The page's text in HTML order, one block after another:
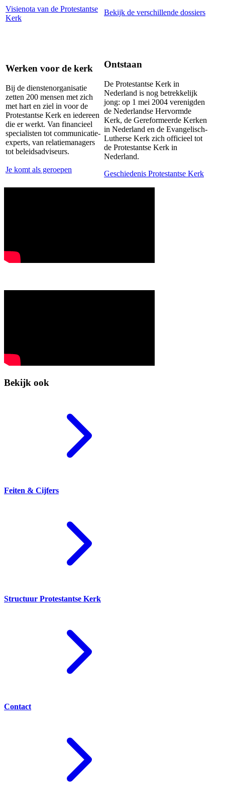
Visienota van de Protestantse
Kerk
Bekijk de verschillende dossiers
Werken voor de kerk
Bij de dienstenorganisatie
zetten 200 mensen met zich
met hart en ziel in voor de
Protestantse Kerk en iedereen
die er werkt. Van financieel
specialisten tot communicatie-
experts, van relatiemanagers
tot beleidsadviseurs.
Je komt als geroepen
Ontstaan
De Protestantse Kerk in
Nederland is nog betrekkelijk
jong: op 1 mei 2004 verenigden
de Nederlandse Hervormde
Kerk, de Gereformeerde Kerken
in Nederland en de Evangelisch-
Lutherse Kerk zich officieel tot
de Protestantse Kerk in
Nederland.
Geschiedenis Protestantse Kerk
Bekijk ook
Feiten & Cijfers
Structuur Protestantse Kerk
Contact